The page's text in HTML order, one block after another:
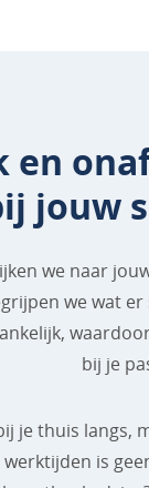
en
jouw
we naar
we wat
bij je
je thuis langs,
is